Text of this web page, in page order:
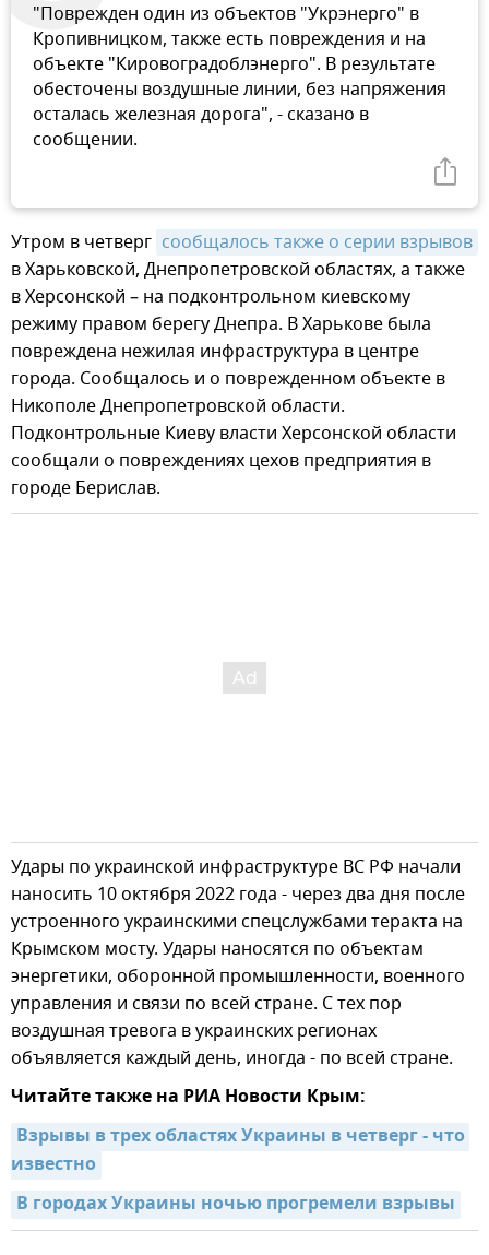
"Поврежден один из объектов "Укрэнерго" в
Кропивницком, также есть повреждения и на
объекте "Кировоградоблэнерго". В результате
обесточены воздушные линии, без напряжения
осталась железная дорога", - сказано в
сообщении.
Утром в четверг сообщалось также о серии взрывов
в Харьковской, Днепропетровской областях, а также
в Херсонской – на подконтрольном киевскому
режиму правом берегу Днепра. В Харькове была
повреждена нежилая инфраструктура в центре
города. Сообщалось и о поврежденном объекте в
Никополе Днепропетровской области.
Подконтрольные Киеву власти Херсонской области
сообщали о повреждениях цехов предприятия в
городе Берислав.
Удары по украинской инфраструктуре ВС РФ начали
наносить 10 октября 2022 года - через два дня после
устроенного украинскими спецслужбами теракта на
Крымском мосту. Удары наносятся по объектам
энергетики, оборонной промышленности, военного
управления и связи по всей стране. С тех пор
воздушная тревога в украинских регионах
объявляется каждый день, иногда - по всей стране.
Читайте также на РИА Новости Крым:
Взрывы в трех областях Украины в четверг - что
известно
В городах Украины ночью прогремели взрывы